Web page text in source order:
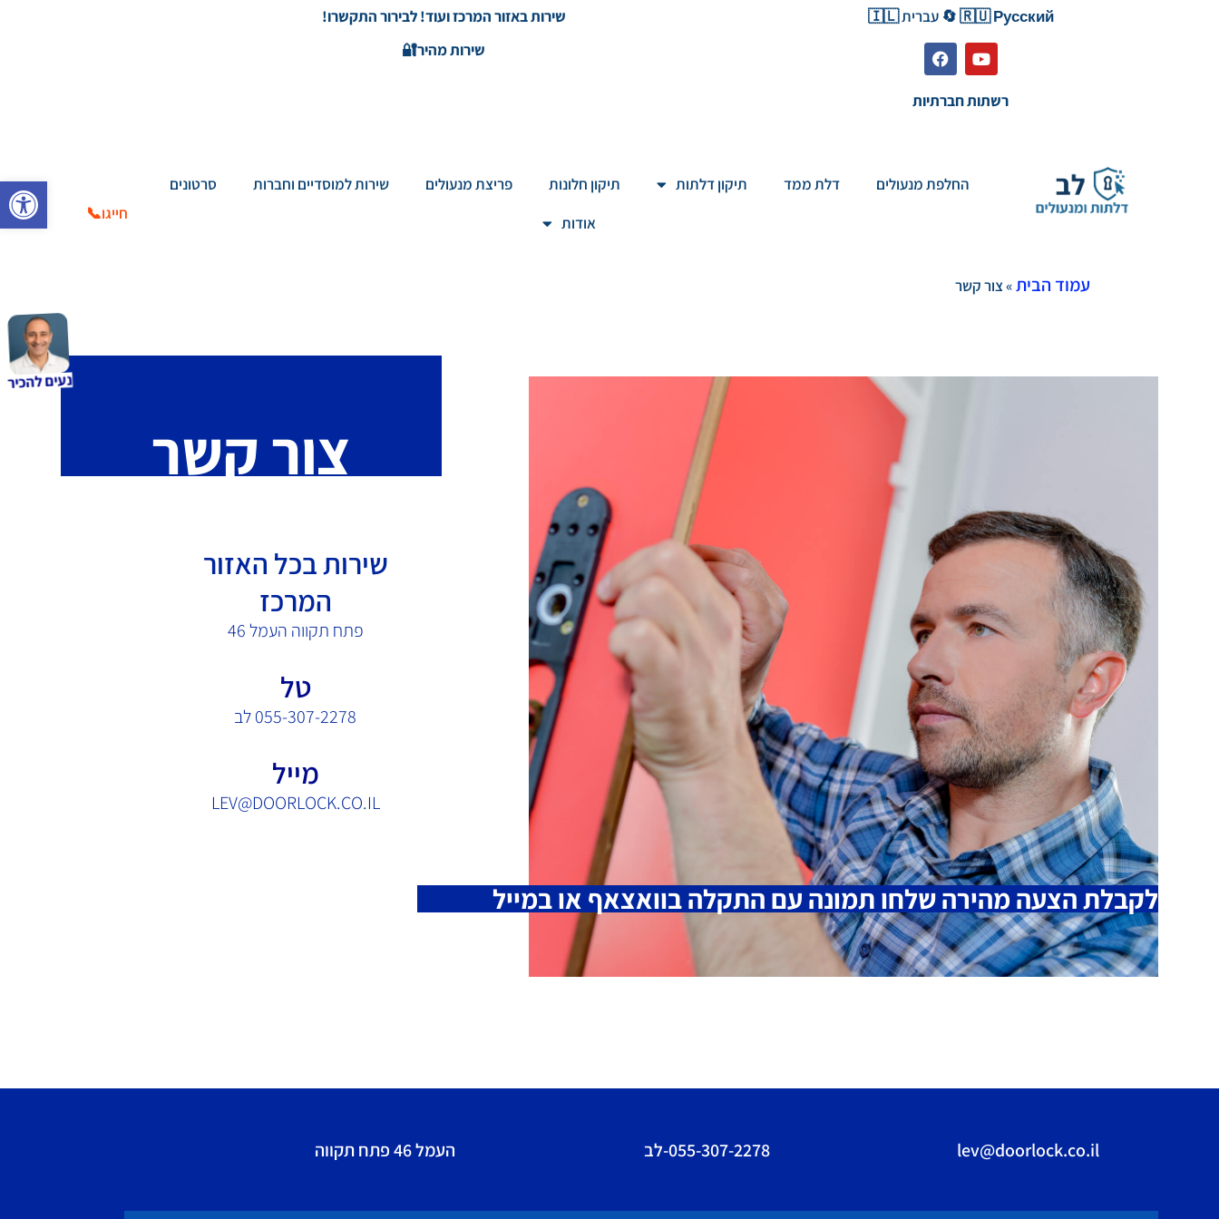
פתח
🇷🇺 Русский 🔄 עברית 🇮🇱
רשתות חברתיות
שירות באזור המרכז ועוד! לבירור התקשרו!
שירות מהיר🔐
החלפת מנעולים דלת ממד תיקון דלתות תיקון חלונות פריצת מנעולים שירות למוסדיים וחברות
סרטונים
אודות
חייגו📞
עמוד הבית»צור קשר
צור קשר
שירות בכל האזור
המרכז
פתח תקווה העמל 46
טל
055-307-2278 לב
מייל
LEV@DOORLOCK.CO.IL
לקבלת הצעה מהירה שלחו תמונה עם התקלה בוואצאף או במייל
נעים להכיר
lev@doorlock.co.il 055-307-2278-לב העמל 46 פתח תקווה